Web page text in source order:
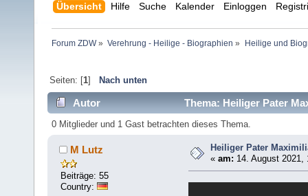
Übersicht Hilfe Suche Kalender Einloggen
Forum ZDW» Verehrung - Heilige - Biographien » Heilige und
Seiten: [1] Nach unten
Autor Thema: Heiliger Pater
0 Mitglieder und 1 Gast betrachten dieses Thema.
M Lutz
Beiträge: 55
Country:
Heiliger Pater
«am: 14. August 2021,